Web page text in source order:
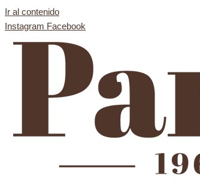
Ir al contenido
Instagram Facebook